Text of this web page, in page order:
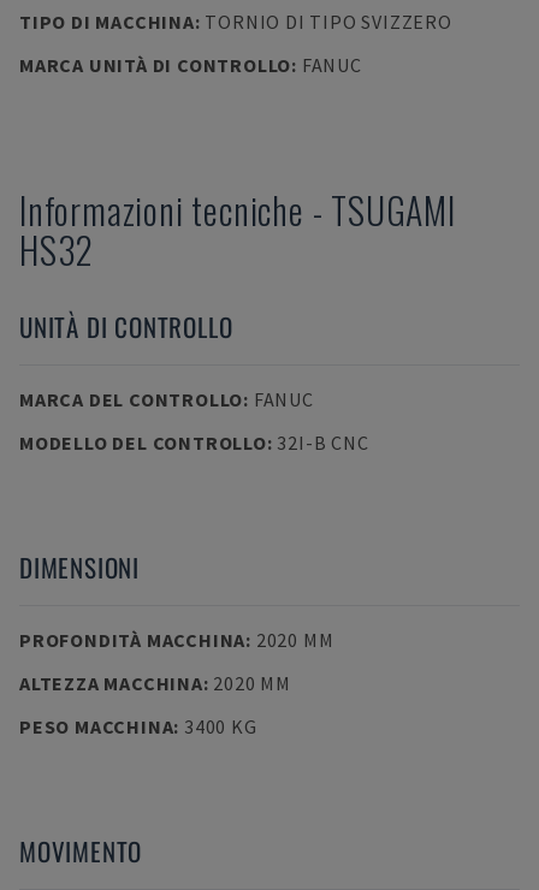
TIPO DI MACCHINA: TORNIO DI TIPO SVIZZERO
MARCA UNITÀ DI CONTROLLO: FANUC
Informazioni tecniche - TSUGAMI
HS32
UNITÀ DI CONTROLLO
MARCA DEL CONTROLLO: FANUC
MODELLO DEL CONTROLLO: 32I-B CNC
DIMENSIONI
PROFONDITÀ MACCHINA: 2020 MM
ALTEZZA MACCHINA: 2020 MM
PESO MACCHINA: 3400 KG
MOVIMENTO